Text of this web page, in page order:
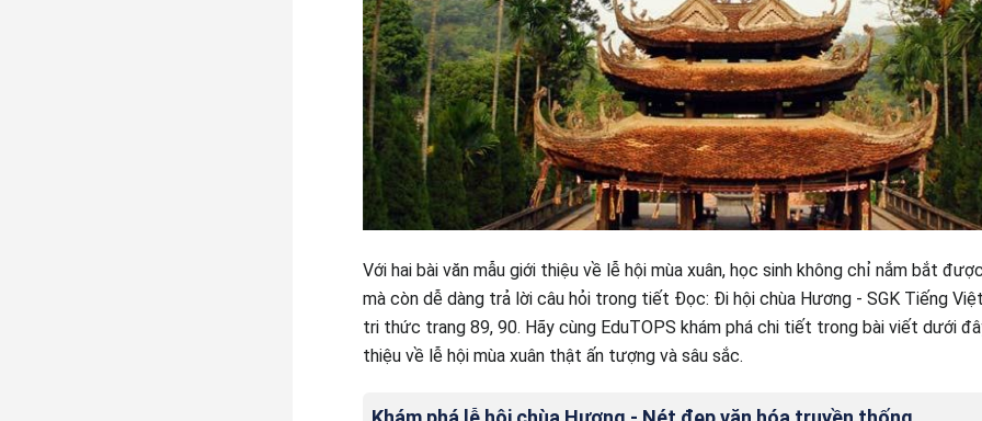
Với hai bài văn mẫu giới thiệu về lễ hội mùa xuân, học sinh không chỉ nắm bắt
mà còn dễ dàng trả lời câu hỏi trong tiết Đọc: Đi hội chùa Hương - SGK Tiếng
tri thức trang 89, 90. Hãy cùng EduTOPS khám phá chi tiết trong bài viết dưới
thiệu về lễ hội mùa xuân thật ấn tượng và sâu sắc.